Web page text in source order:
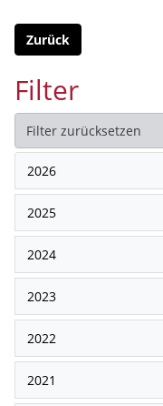
Zurück
Filter
Filter zurücksetzen
2026
2025
2024
2023
2022
2021